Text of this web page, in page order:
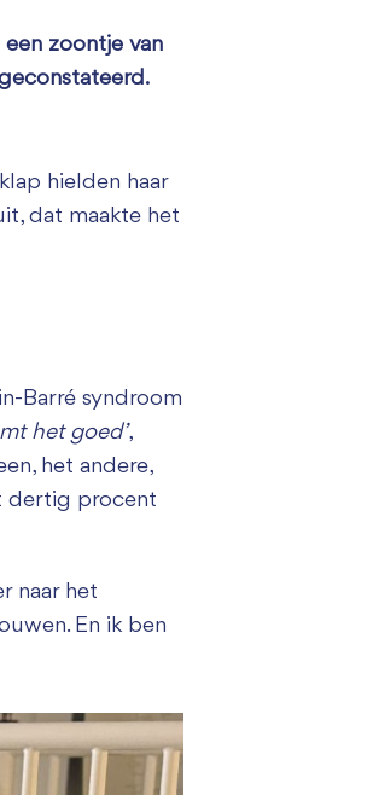
zoontje van
hielden haar
dat maakte het
Barré syndroom
het goed’,
het andere,
dertig procent
naar het
En ik ben